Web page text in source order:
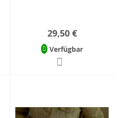
29,50 €
Verfügbar